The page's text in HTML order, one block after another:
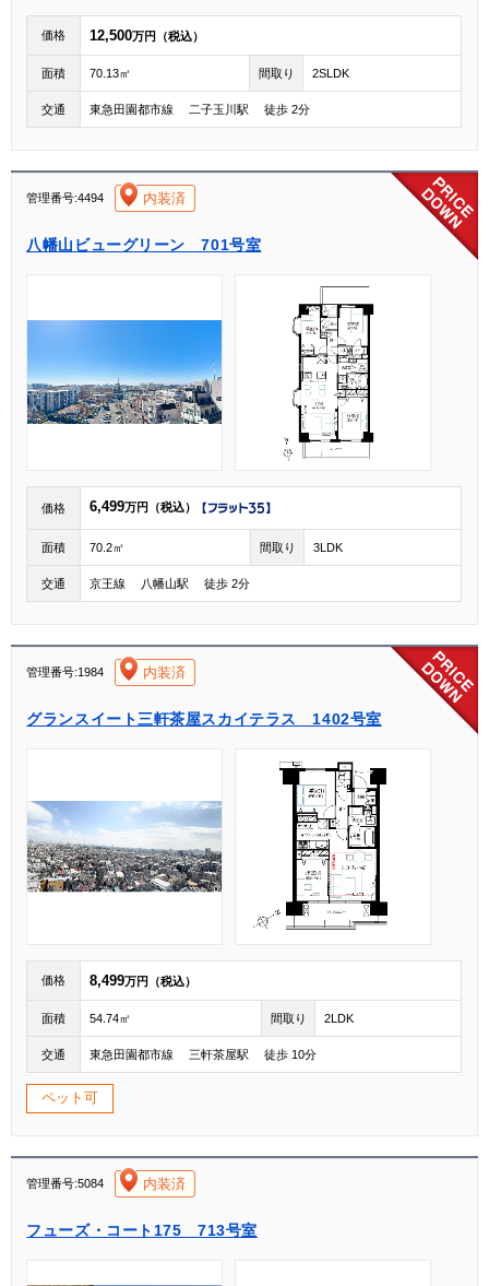
価格 12,500万円（税込）
面積 70.13㎡ 間取り 2SLDK
交通 東急田園都市線 二子玉川駅 徒歩 2分
管理番号:4494 内装済
八幡山ビューグリーン 701号室
価格 6,499万円（税込）
面積 70.2㎡ 間取り 3LDK
交通 京王線 八幡山駅 徒歩 2分
[004]
管理番号:1984 内装済
グランスイート三軒茶屋スカイテラス 1402号室
価格 8,499万円（税込）
面積 54.74㎡ 間取り 2LDK
交通 東急田園都市線 三軒茶屋駅 徒歩 10分
ペット可
[004]
管理番号:5084 内装済
フューズ・コート175 713号室
[004]